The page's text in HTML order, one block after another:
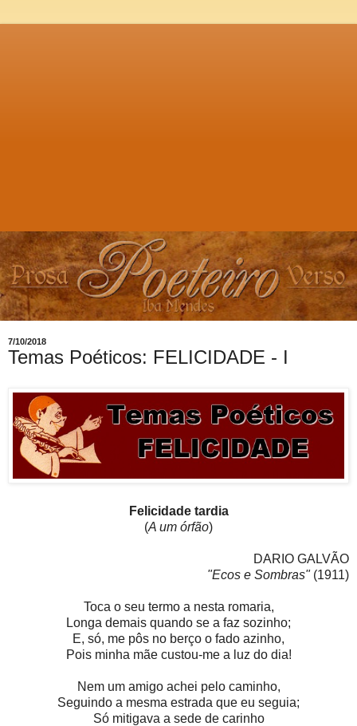
7/10/2018
Temas Poéticos: FELICIDADE - I
Felicidade tardia
(A um órfão)
DARIO GALVÃO
"Ecos e Sombras" (1911)
Toca o seu termo a nesta romaria,
Longa demais quando se a faz sozinho;
E, só, me pôs no berço o fado azinho,
Pois minha mãe custou-me a luz do dia!
Nem um amigo achei pelo caminho,
Seguindo a mesma estrada que eu seguia;
Só mitigava a sede de carinho